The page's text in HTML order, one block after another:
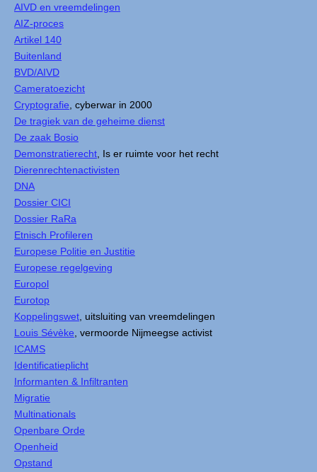
AIVD en vreemdelingen
AIZ-proces
Artikel 140
Buitenland
BVD/AIVD
Cameratoezicht
Cryptografie, cyberwar in 2000
De tragiek van de geheime dienst
De zaak Bosio
Demonstratierecht, Is er ruimte voor het recht
Dierenrechtenactivisten
DNA
Dossier CICI
Dossier RaRa
Etnisch Profileren
Europese Politie en Justitie
Europese regelgeving
Europol
Eurotop
Koppelingswet, uitsluiting van vreemdelingen
Louis Sévèke, vermoorde Nijmeegse activist
ICAMS
Identificatieplicht
Informanten & Infiltranten
Migratie
Multinationals
Openbare Orde
Openheid
Opstand